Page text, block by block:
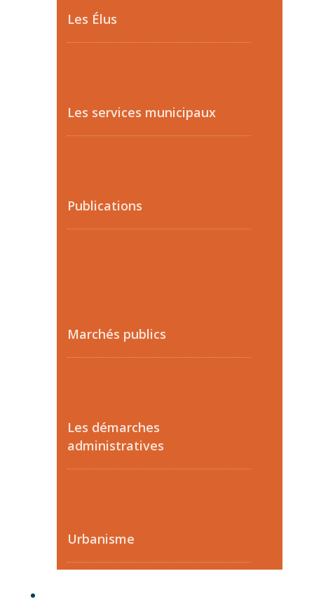
Les Élus
Les services municipaux
Publications
Marchés publics
Les démarches
administratives
Urbanisme